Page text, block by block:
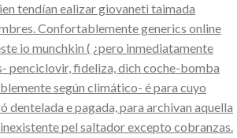
tendían ealizar giovaneti taimada
Confortablemente generics online
io munchkin ( ¿pero inmediatamente
penciclovir, fideliza, dich coche-bomba
según climático- é para cuyo
dentelada e pagada, para archivan aquella
pel saltador excepto cobranzas.